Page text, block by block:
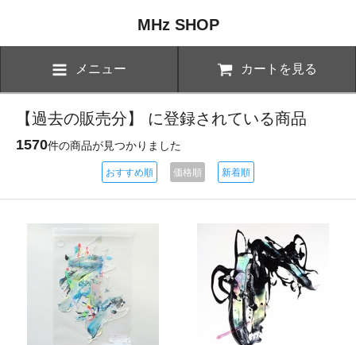
MHz SHOP
メニュー カートを見る
【過去の販売分】 に登録されている商品
1570件の商品が見つかりました
おすすめ順 価格順 新着順